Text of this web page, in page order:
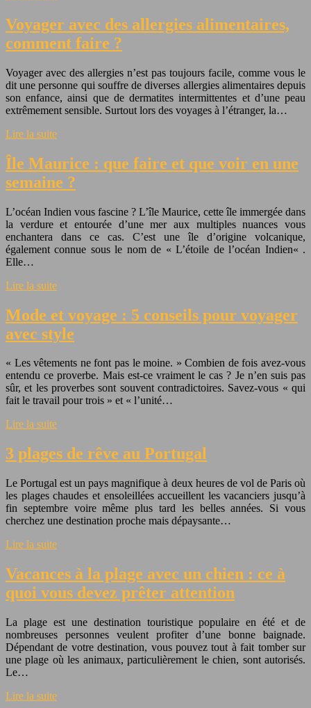
Voyager avec des allergies alimentaires,
comment faire ?
Voyager avec des allergies n’est pas toujours facile, comme vous le
dit une personne qui souffre de diverses allergies alimentaires depuis
son enfance, ainsi que de dermatites intermittentes et d’une peau
extrêmement sensible. Surtout lors des voyages à l’étranger, la…
Lire la suite
Île Maurice : que faire et que voir en une
semaine ?
L’océan Indien vous fascine ? L’île Maurice, cette île immergée dans
la verdure et entourée d’une mer aux multiples nuances vous
enchantera dans ce cas. C’est une île d’origine volcanique,
également connue sous le nom de « L’étoile de l’océan Indien« .
Elle…
Lire la suite
Mode et voyage : 5 conseils pour voyager
avec style
« Les vêtements ne font pas le moine. » Combien de fois avez-vous
entendu ce proverbe. Mais est-ce vraiment le cas ? Je n’en suis pas
sûr, et les proverbes sont souvent contradictoires. Savez-vous « qui
fait le travail pour trois » et « l’unité…
Lire la suite
3 plages de rêve au Portugal
Le Portugal est un pays magnifique à deux heures de vol de Paris où
les plages chaudes et ensoleillées accueillent les vacanciers jusqu’à
fin septembre voire même plus tard les belles années. Si vous
cherchez une destination proche mais dépaysante…
Lire la suite
Vacances à la plage avec un chien : ce à
quoi vous devez prêter attention
La plage est une destination touristique populaire en été et de
nombreuses personnes veulent profiter d’une bonne baignade.
Dépendant de votre destination, vous pouvez tout à fait tomber sur
une plage où les animaux, particulièrement le chien, sont autorisés.
Le…
Lire la suite